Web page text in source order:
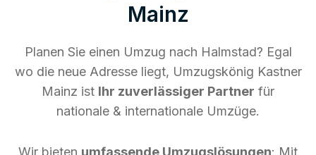
Mainz
Planen Sie einen Umzug nach Halmstad? Egal
wo die neue Adresse liegt, Umzugskönig Kastner
Mainz ist Ihr zuverlässiger Partner für
nationale & internationale Umzüge.
Wir bieten umfassende Umzugslösungen: Mit